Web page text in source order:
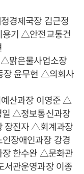
경제국장 김근정
기 △안전교통건
맑은물사업소장
윤무현 △의회사
산과장 이영준 △
△정보통신과장
장진자 △회계과장
장애인과장 강경
한수완 △문화관
관운영과장 이종